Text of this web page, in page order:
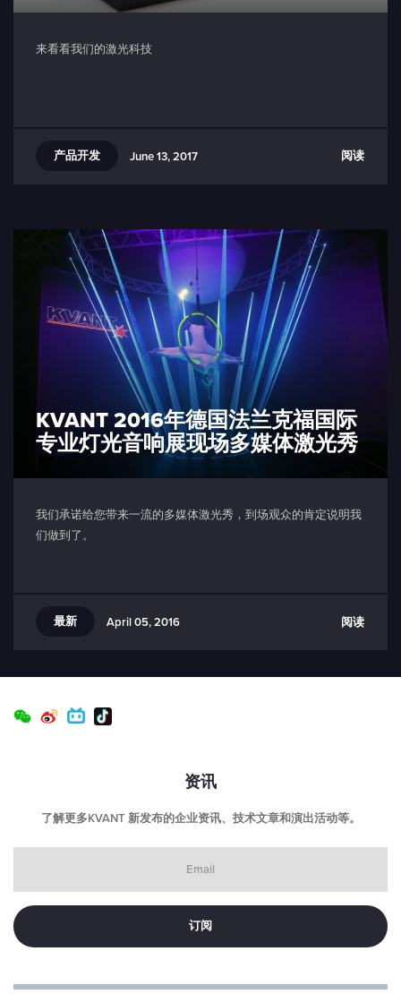
来看看我们的激光科技
产品开发 June 13, 2017 阅读
KVANT 2016年德国法兰克福国际
专业灯光音响展现场多媒体激光秀
我们承诺给您带来一流的多媒体激光秀，到场观众的肯定说明我
们做到了。
最新 April 05, 2016 阅读
资讯
了解更多KVANT 新发布的企业资讯、技术文章和演出活动等。